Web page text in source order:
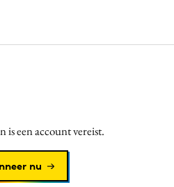
is een account vereist.
nu